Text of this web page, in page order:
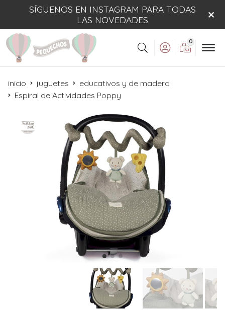
SÍGUENOS EN INSTAGRAM PARA TODAS
LAS NOVEDADES
Buscar
0
inicio juguetes
educativos y de madera
Espiral de Actividades Poppy